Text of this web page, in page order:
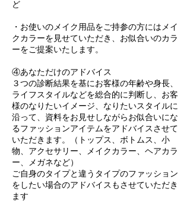
ど
・お使いのメイク用品をご持参の方にはメイ
クカラーを見せていただき、お似合いのカラ
ーをご提案いたします。
④あなただけのアドバイス
３つの診断結果を基にお客様の年齢や身長、
ライフスタイルなどを総合的に判断し、お客
様のなりたいイメージ、なりたいスタイルに
沿って、資料をお見せしながらお似合いにな
るファッションアイテムをアドバイスさせて
いただきます。（トップス、ボトムス、小
物、アクセサリー、メイクカラー、ヘアカラ
ー、メガネなど）
ご自身のタイプと違うタイプのファッション
をしたい場合のアドバイスもさせていただき
ます